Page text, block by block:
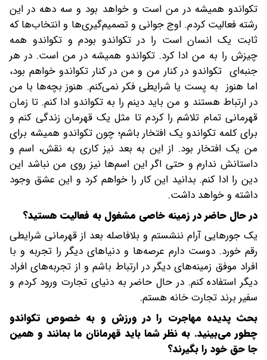
تکواندو همیشه در من است و خواهد بود و سه دهه در این
رشته فعالیت کردم. اوج جوانی و تصمیم‌گیری‌ها و انتخاب‌ها که
ثابت یک انسان است را در تکواندو بودم و تکواندو همه
چیزش را به من ادا کرد. تکواندو همیشه در من است. در هر
جنبه‌ای تکواندو در کنار من و من در کنار تکواندو خواهم بود،
اما هنوز به پست یا شرایطی فکر نمی‌کنم. هنوز بچه‌ها با من
در ارتباط هستند و من باید دینم را به تکواندو ادا کنم. تا زمان
قهرمانی تمام تلاشم را کردم تا مثل یک قهرمان زندگی کنم و
برای کلمه تکواندو یک افتخار باشم؛ چون تکواندو همیشه برای
من یک افتخار بود. از این به بعد نیز کاری به نقش، اسم و
داستانش ندارم و حتی اگر این اسم‌ها نیز روی من نباشد این
دین را ادا کنم. بدانید این کار را خواهم کرد و این عشق وجود
داشته و خواهد داشت.
در حال حاضر در زمینه خاصی مشغول به فعالیت هستید؟
یک جورهایی آرام ننشستم و بلافاصله بعد از قهرمانی شرایطی
رقم خورد. دوست دارم عرصه‌ها و دنیاهای دیگر را تجربه و با
افراد موفق زمینه‌های دیگر در ارتباط باشم و از تجربه‌های افراد
دیگر استفاده کنم. در حال حاضر به دنیای تجارت ورود کردم و
سفیر برند تجارت خانه هستم.
بحث پدیده مهاجرت را در ورزش و به خصوص تکواندو
چطور می‌بینید. به نظر شما باید قهرمانان ما بمانند و همین
جا حق خود را بگیرند؟